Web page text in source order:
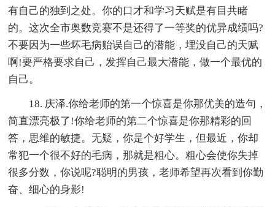
有自己的独到之处。你的口才和学习天赋是有目共睹
的。这次全市奥数竞赛不是还得了一等奖的优异成绩吗?
不要因为一些坏毛病贻误自己的潜能，埋没自己的天赋
啊!要严格要求自己，发挥自己最大潜能，做一个最优的
自己。
18. 庆泽.你给老师的第一个惊喜是你那优美的造句，
简直漂亮极了!你给老师的第二个惊喜是你那精彩的回
答，思维的敏捷。无疑，你是个好学生，但最近，你却
常犯一个很不好的毛病，那就是粗心。粗心会使你失掉
很多分数，你说呢?聪明的男孩，老师希望再次看到你勤
奋、细心的身影!